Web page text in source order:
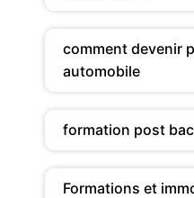
comment devenir
automobile
formation post bac
Formations et